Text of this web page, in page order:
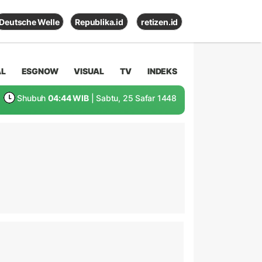
Deutsche Welle Republika.id retizen.id
ESGNOW VISUAL TV INDEKS
Shubuh 04:44 WIB | Sabtu, 25 Safar 1448